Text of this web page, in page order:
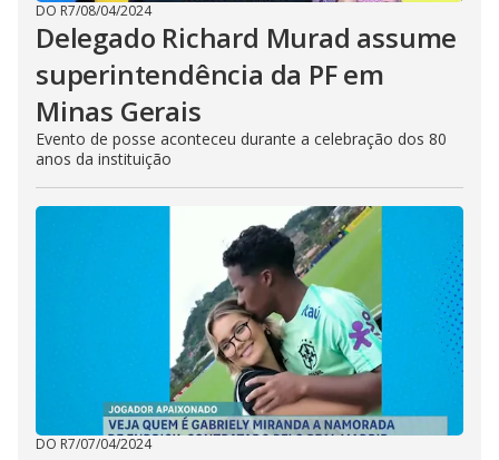
DO R7/08/04/2024
Delegado Richard Murad assume
superintendência da PF em
Minas Gerais
Evento de posse aconteceu durante a celebração dos 80
anos da instituição
DO R7/07/04/2024